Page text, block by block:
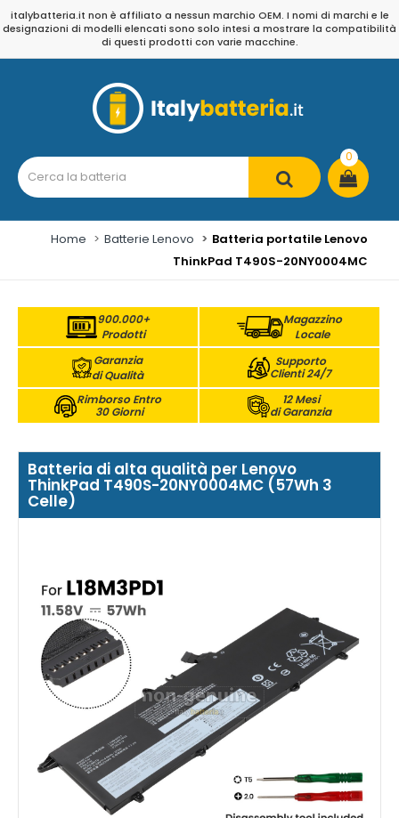
italybatteria.it non è affiliato a nessun marchio OEM. I nomi di marchi e le
designazioni di modelli elencati sono solo intesi a mostrare la compatibilità
di questi prodotti con varie macchine.
0
Home Batterie Lenovo
Batteria portatile Lenovo
ThinkPad T490S-20NY0004MC
900.000+
Prodotti
Magazzino
Locale
Garanzia
di Qualità
Supporto
Clienti 24/7
Rimborso Entro
30 Giorni
12 Mesi
di Garanzia
Batteria di alta qualità per Lenovo
ThinkPad T490S-20NY0004MC (57Wh 3
Celle)